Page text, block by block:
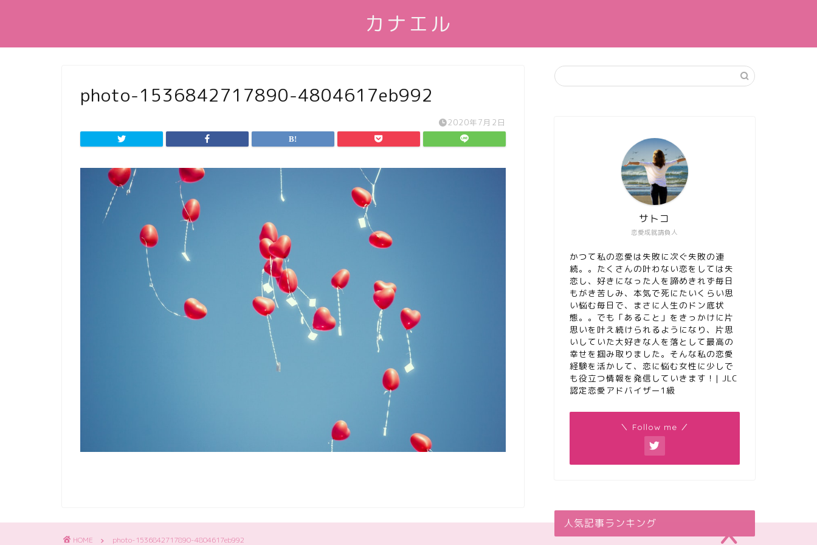
カナエル
photo-1536842717890-4804617eb992
2020年7月2日
恋愛成就請負人
サトコ
かつて私の恋愛は失敗に次ぐ失敗の連
続。。たくさんの叶わない恋をしては失
恋し、好きになった人を諦めきれず毎日
もがき苦しみ、本気で死にたいくらい思
い悩む毎日で、まさに人生のドン底状
態。。でも「あること」をきっかけに片
思いを叶え続けられるようになり、片思
いしていた大好きな人を落として最高の
幸せを掴み取りました。そんな私の恋愛
経験を活かして、恋に悩む女性に少しで
も役立つ情報を発信していきます！| JLC
認定恋愛アドバイザー1級
＼ Follow me ／
人気記事ランキング
HOME photo-1536842717890-4804617eb992